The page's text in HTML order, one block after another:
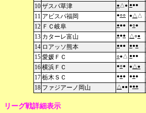
10 ザスパ草津 ● △● ●●●
11 アビスパ福岡 ●○○ ●△ △
12 ＦＣ岐阜 ●●● ●○●
13 カターレ富山 ●●● △○●
14 ロアッソ熊本 ●●● ●●●
15 愛媛ＦＣ ○●△ ●●●
16 横浜ＦＣ ●○● ● △ ●
17 栃木ＳＣ ●●● ●●●
18 ファジアーノ岡山 △ ●● ●●●
リーグ戦詳細表示